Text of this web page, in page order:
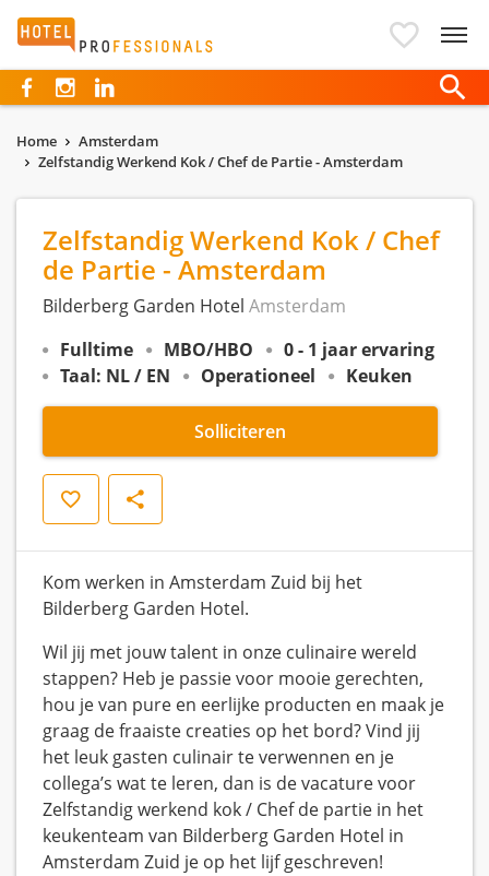
Hotelprofessionals
Home
Amsterdam
Zelfstandig Werkend Kok / Chef de Partie - Amsterdam
Zelfstandig Werkend Kok / Chef
de Partie - Amsterdam
Bilderberg Garden Hotel Amsterdam
Fulltime
MBO/HBO
0 - 1 jaar ervaring
Taal: NL / EN
Operationeel Keuken
Solliciteren
Opslaan Delen
Kom werken in Amsterdam Zuid bij het
Bilderberg Garden Hotel.
Wil jij met jouw talent in onze culinaire wereld
stappen? Heb je passie voor mooie gerechten,
hou je van pure en eerlijke producten en maak je
graag de fraaiste creaties op het bord? Vind jij
het leuk gasten culinair te verwennen en je
collega’s wat te leren, dan is de vacature voor
Zelfstandig werkend kok / Chef de partie in het
keukenteam van Bilderberg Garden Hotel in
Amsterdam Zuid je op het lijf geschreven!